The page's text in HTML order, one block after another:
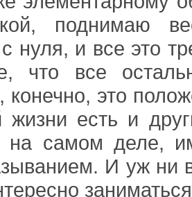
поднимаю
нуля, и все это
что все
конечно, это
жизни есть и
самом деле,
И уж ни